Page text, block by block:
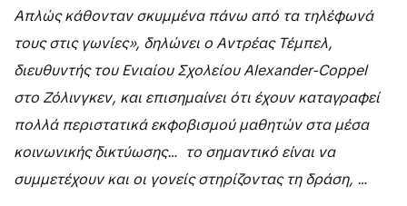
Απλώς κάθονταν σκυμμένα πάνω από τα τηλέφωνά
τους στις γωνίες», δηλώνει ο Αντρέας Τέμπελ,
διευθυντής του Ενιαίου Σχολείου Alexander-Coppel
στο Ζόλινγκεν, και επισημαίνει ότι έχουν καταγραφεί
πολλά περιστατικά εκφοβισμού μαθητών στα μέσα
κοινωνικής δικτύωσης… το σημαντικό είναι να
συμμετέχουν και οι γονείς στηρίζοντας τη δράση, …